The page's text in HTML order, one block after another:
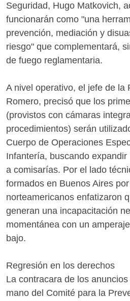
Seguridad, Hugo Matkovich,
funcionarán como "una
prevención, mediación y
riesgo" que complementará,
de fuego reglamentaria.
A nivel operativo, el jefe de la
Romero, precisó que los
(provistos con cámaras
procedimientos) serán
Cuerpo de Operaciones
Infantería, buscando
a comisarías. Por el lado
formados en Buenos Aires
norteamericanos enfatizaron
generan una incapacitación
momentánea con un
bajo.
Regresión en los derechos
La contracara de los
mano del Comité para la